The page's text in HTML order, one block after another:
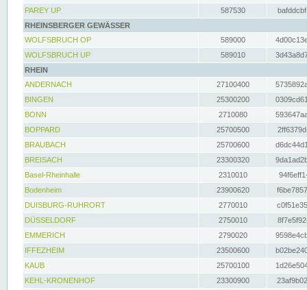
PAREY UP
587530
RHEINSBERGER GEWÄSSER
WOLFSBRUCH OP
589000
WOLFSBRUCH UP
589010
RHEIN
ANDERNACH
27100400
BINGEN
25300200
BONN
2710080
BOPPARD
25700500
BRAUBACH
25700600
BREISACH
23300320
Basel-Rheinhalle
2310010
Bodenheim
23900620
DUISBURG-RUHRORT
2770010
DÜSSELDORF
2750010
EMMERICH
2790020
IFFEZHEIM
23500600
KAUB
25700100
KEHL-KRONENHOF
23300900